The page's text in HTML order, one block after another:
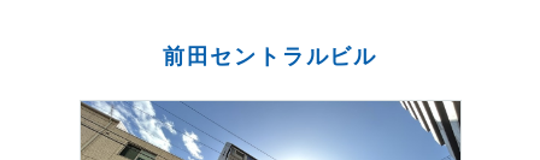
前田セントラルビル